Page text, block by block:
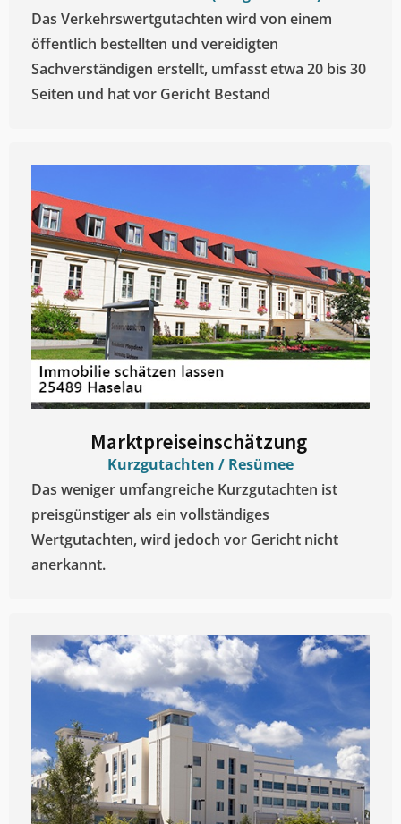
Das Verkehrswertgutachten wird von einem
öffentlich bestellten und vereidigten
Sachverständigen erstellt, umfasst etwa 20 bis 30
Seiten und hat vor Gericht Bestand
Marktpreiseinschätzung ​
Kurzgutachten / Resümee
Das weniger umfangreiche Kurzgutachten ist
preisgünstiger als ein vollständiges
Wertgutachten, wird jedoch vor Gericht nicht
anerkannt.